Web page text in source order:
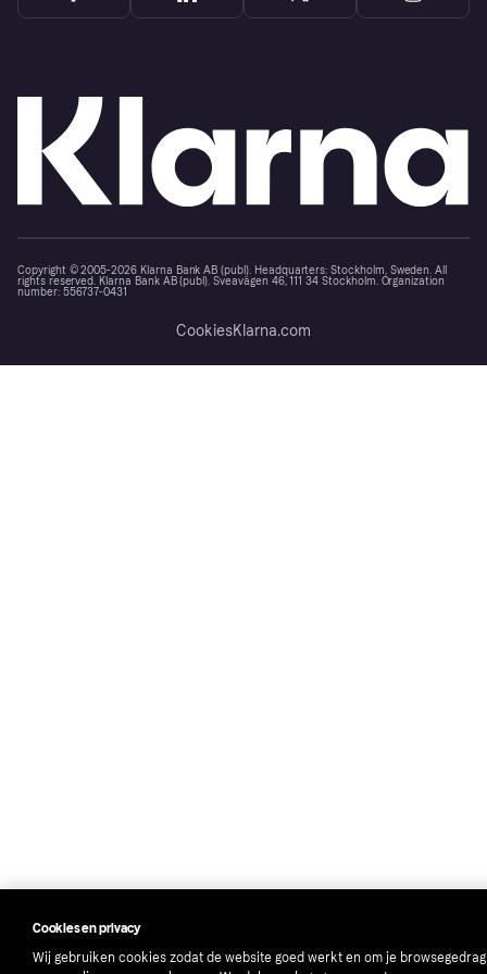
Copyright © 2005-2026 Klarna Bank AB (publ). Headquarters: Stockholm, Sweden. All
rights reserved. Klarna Bank AB (publ). Sveavägen 46, 111 34 Stockholm. Organization
number: 556737-0431
CookiesKlarna.com
Cookies en privacy
Wij gebruiken cookies zodat de website goed werkt en om je